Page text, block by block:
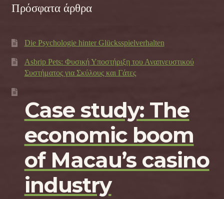
Πρόσφατα άρθρα
Die Psychologie hinter Glücksspielverhalten
Asbrip Pets: Φυσική Υποστήριξη του Αναπνευστικού
Συστήματος για Σκύλους και Γάτες
Case study: The
economic boom
of Macau’s casino
industry